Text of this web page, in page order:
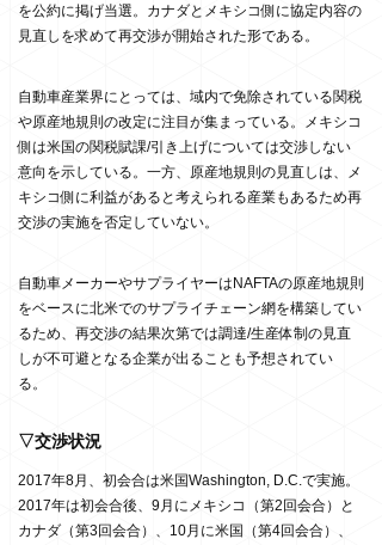
を公約に掲げ当選。カナダとメキシコ側に協定内容の
見直しを求めて再交渉が開始された形である。
自動車産業界にとっては、域内で免除されている関税
や原産地規則の改定に注目が集まっている。メキシコ
側は米国の関税賦課/引き上げについては交渉しない
意向を示している。一方、原産地規則の見直しは、メ
キシコ側に利益があると考えられる産業もあるため再
交渉の実施を否定していない。
自動車メーカーやサプライヤーはNAFTAの原産地規則
をベースに北米でのサプライチェーン網を構築してい
るため、再交渉の結果次第では調達/生産体制の見直
しが不可避となる企業が出ることも予想されてい
る。
▽交渉状況
2017年8月、初会合は米国Washington, D.C.で実施。
2017年は初会合後、9月にメキシコ（第2回会合）と
カナダ（第3回会合）、10月に米国（第4回会合）、